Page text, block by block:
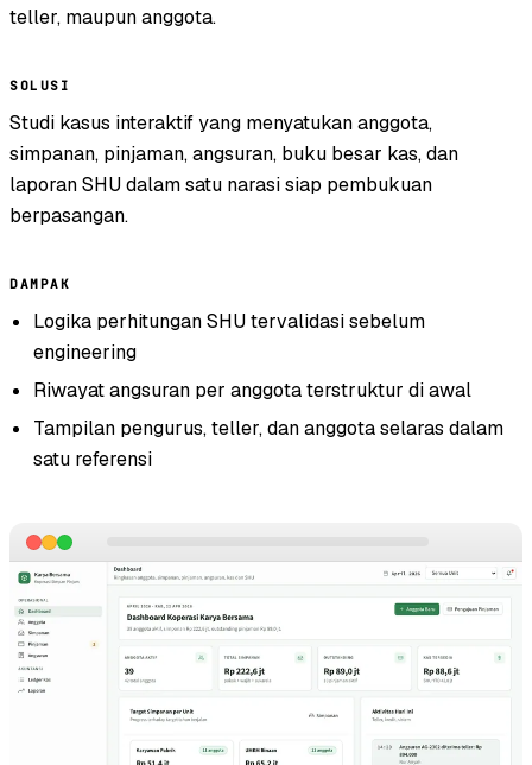
teller, maupun anggota.
SOLUSI
Studi kasus interaktif yang menyatukan anggota,
simpanan, pinjaman, angsuran, buku besar kas, dan
laporan SHU dalam satu narasi siap pembukuan
berpasangan.
DAMPAK
Logika perhitungan SHU tervalidasi sebelum
engineering
Riwayat angsuran per anggota terstruktur di awal
Tampilan pengurus, teller, dan anggota selaras dalam
satu referensi